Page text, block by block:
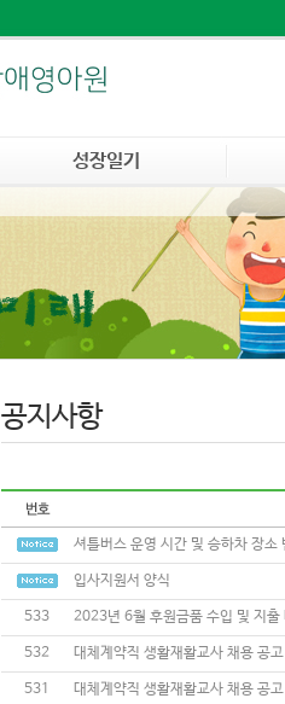
성장일기
공지사항
셔틀버스 운영 시간 및 승하차 장소
입사지원서 양식
533 2023년 6월 후원금품 수입 및 지출
532 대체계약직 생활재활교사 채용 공고
531 대체계약직 생활재활교사 채용 공고